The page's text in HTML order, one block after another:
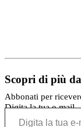
Scopri di più
Abbonati per
Digita la tua e-mail...